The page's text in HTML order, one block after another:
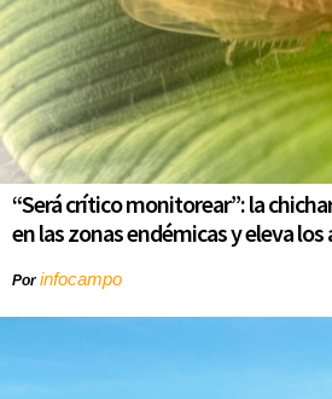
“Será crítico monitorear”: la
en las zonas endémicas y eleva los
Porinfocampo